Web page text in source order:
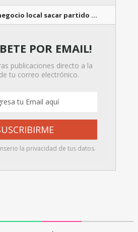
local sacar partido …
POR EMAIL!
publicaciones directo a la
tu correo electrónico.
la privacidad de tus datos.